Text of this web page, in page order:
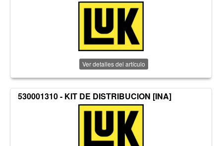
Ver detalles del artículo
530001310 - KIT DE DISTRIBUCION [INA]